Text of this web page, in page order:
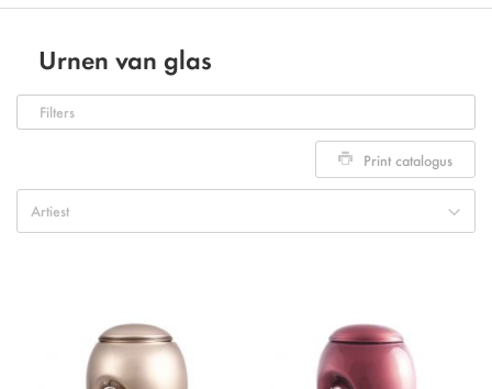
Urnen van glas
Filters
Print catalogus